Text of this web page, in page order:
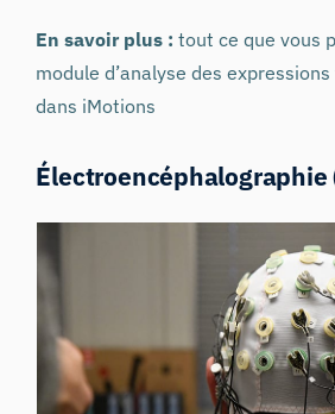
En savoir plus : tout ce que vous
module d’analyse des expressions
dans iMotions
Électroencéphalographie